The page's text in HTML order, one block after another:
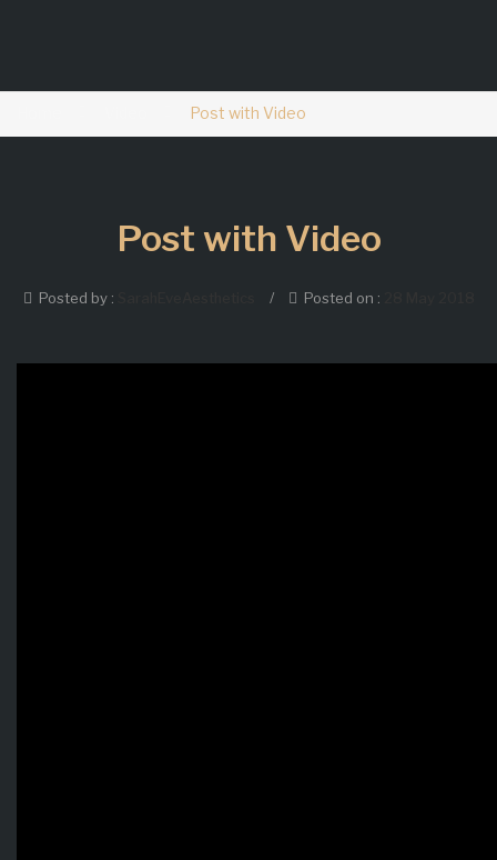
Post with Video
Post with Video
Posted by : / Posted on :